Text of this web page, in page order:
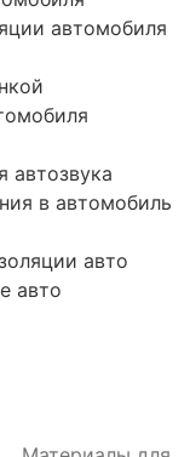
автомобиля
автозвука
в автомобиль
авто
авто